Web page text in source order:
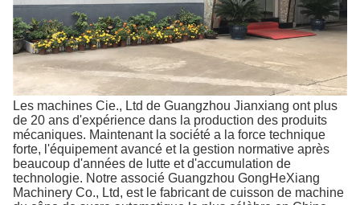
Les machines Cie., Ltd de Guangzhou Jianxiang ont plus
de 20 ans d'expérience dans la production des produits
mécaniques. Maintenant la société a la force technique
forte, l'équipement avancé et la gestion normative après
beaucoup d'années de lutte et d'accumulation de
technologie. Notre associé Guangzhou GongHeXiang
Machinery Co., Ltd, est le fabricant de cuisson de machine